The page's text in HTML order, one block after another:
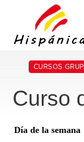
CURSOS
Curso
Día de la semana